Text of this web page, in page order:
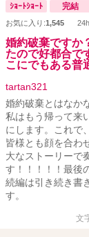
ｼｮｰﾄｼｮｰﾄ 完結
お気に入り:1,545
婚約破棄ですか
たので好都合で
こにでもある普
tartan321
婚約破棄とはなか
私はもう帰って来
にします。これで
皆様とも顔を合わ
大なストーリーで
す！！！！！最後
続編は引き続き書
す。
文